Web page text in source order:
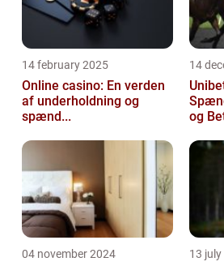
14 february 2025
Online casino: En verden
af underholdning og
spænd...
14
og
04 november 2024 13